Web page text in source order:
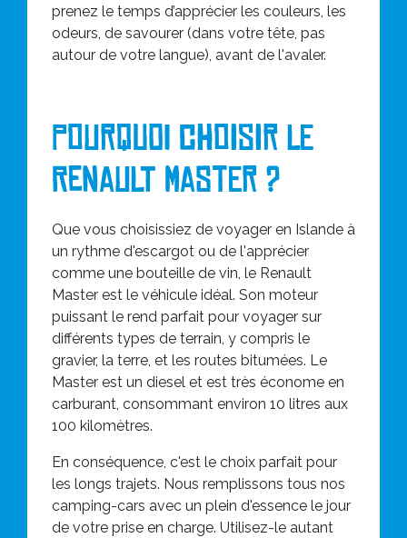
prenez le temps d’apprécier les couleurs, les
odeurs, de savourer (dans votre tête, pas
autour de votre langue), avant de l'avaler.
Pourquoi choisir le
Renault Master ?
Que vous choisissiez de voyager en Islande à
un rythme d'escargot ou de l'apprécier
comme une bouteille de vin, le Renault
Master est le véhicule idéal. Son moteur
puissant le rend parfait pour voyager sur
différents types de terrain, y compris le
gravier, la terre, et les routes bitumées. Le
Master est un diesel et est très économe en
carburant, consommant environ 10 litres aux
100 kilomètres.
En conséquence, c'est le choix parfait pour
les longs trajets. Nous remplissons tous nos
camping-cars avec un plein d'essence le jour
de votre prise en charge. Utilisez-le autant